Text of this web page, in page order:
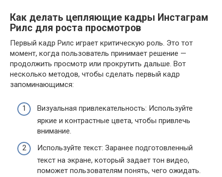
Как делать цепляющие кадры Инстаграм
Рилс для роста просмотров
Первый кадр Рилс играет критическую роль. Это тот
момент, когда пользователь принимает решение —
продолжить просмотр или прокрутить дальше. Вот
несколько методов, чтобы сделать первый кадр
запоминающимся:
Визуальная привлекательность: Используйте
яркие и контрастные цвета, чтобы привлечь
внимание.
Используйте текст: Заранее подготовленный
текст на экране, который задает тон видео,
поможет пользователям понять, чего ожидать.